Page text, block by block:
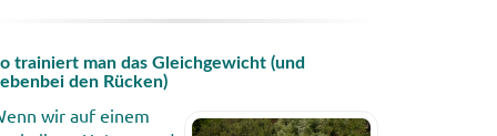
trainiert man das Gleichgewicht (und
den Rücken)
wir auf einem